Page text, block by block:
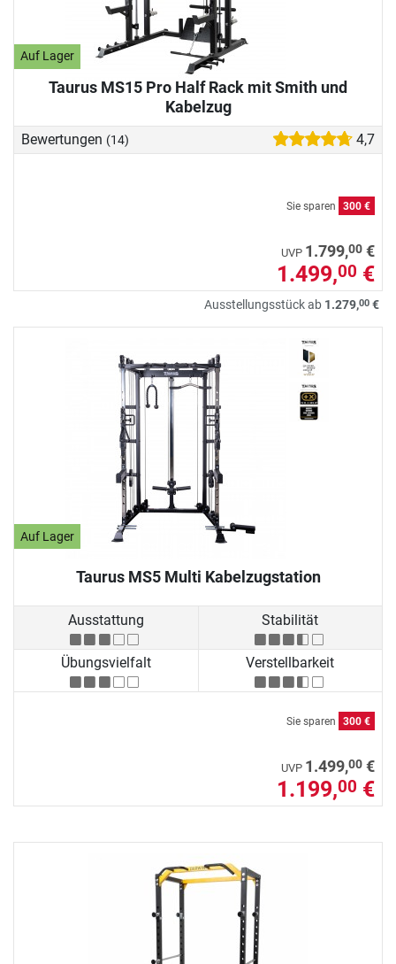
Auf Lager
Taurus MS15 Pro Half Rack mit Smith und
Kabelzug
Bewertungen (14) 4,7
Sie sparen 300 €
UVP 1.799,00 €
1.499,00 €
Ausstellungsstück ab 1.279,00 €
Auf Lager
Taurus MS5 Multi Kabelzugstation
Ausstattung Stabilität
Übungsvielfalt Verstellbarkeit
Sie sparen 300 €
UVP 1.499,00 €
1.199,00 €